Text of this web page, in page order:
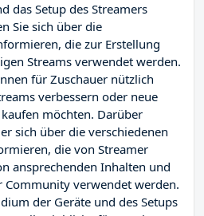
das Setup des Streamers
Sie sich über die
die zur Erstellung
Streams verwendet werden.
für Zuschauer nützlich
verbessern oder neue
möchten. Darüber
sich über die verschiedenen
die von Streamer
ansprechenden Inhalten und
verwendet werden.
der Geräte und des Setups